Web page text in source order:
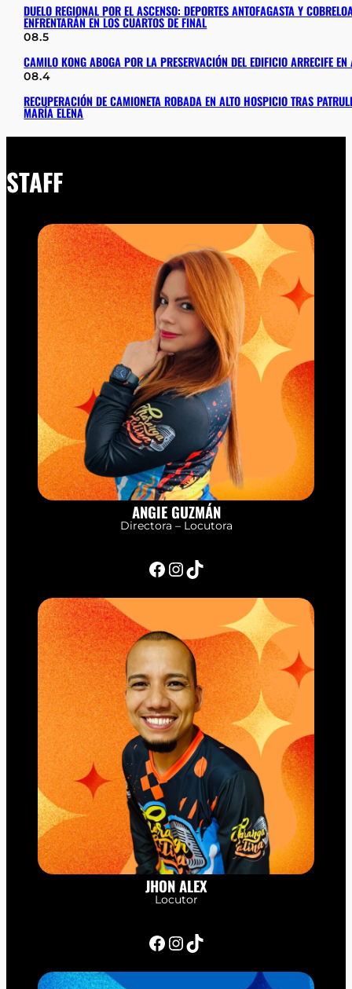
DUELO REGIONAL POR EL ASCENSO: DEPORTES ANTOFAGASTA Y
ENFRENTARÁN EN LOS CUARTOS DE FINAL
08.5
CAMILO KONG ABOGA POR LA PRESERVACIÓN DEL EDIFICIO ARRECIFE EN
08.4
RECUPERACIÓN DE CAMIONETA ROBADA EN ALTO HOSPICIO TRAS
MARÍA ELENA
STAFF
ANGIE GUZMÁN
Directora – Locutora
Facebook InstagramTikTok
JHON ALEX
Locutor
Facebook InstagramTikTok